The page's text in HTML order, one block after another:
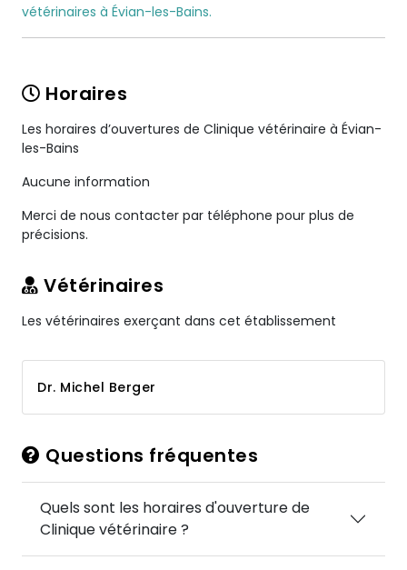
vétérinaires à Évian-les-Bains.
Horaires
Les horaires d’ouvertures de Clinique vétérinaire à Évian-
les-Bains
Aucune information
Merci de nous contacter par téléphone pour plus de
précisions.
Vétérinaires
Les vétérinaires exerçant dans cet établissement
Dr. Michel Berger
Questions fréquentes
Quels sont les horaires d'ouverture de
Clinique vétérinaire ?